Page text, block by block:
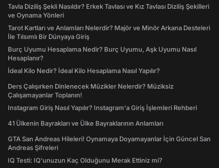
Tavla Diziliş Şekli Nasıldır? Erkek Tavlası ve Kız Tavlası Diziliş Şekilleri
ve Oynama Yönleri
Tarot Kartları ve Anlamları Nelerdir? Majör ve Minör Arkana Desteleri
İle Tılsımlı Bir Dünyaya Giriş
Burç Uyumu Hesaplama Nedir? Burç Uyumu, Aşk Uyumu Nasıl
Hesaplanır?
İdeal Kilo Nedir? İdeal Kilo Hesaplama Nasıl Yapılır?
Ders Çalışırken Dinlenecek Müzikler Nelerdir? Müziksiz
Çalışamayanlar Toplanın!
Instagram Giriş Nasıl Yapılır? Instagram'a Giriş İşlemleri Rehberi
41 Ülkenin Bayrakları ve Ülke Bayraklarının Anlamları
GTA San Andreas Hileleri! Oynamaya Doyamayanlar İçin Güncel San
Andreas Şifreleri
IQ Testi: IQ'unuzun Kaç Olduğunu Merak Ettiniz mi?